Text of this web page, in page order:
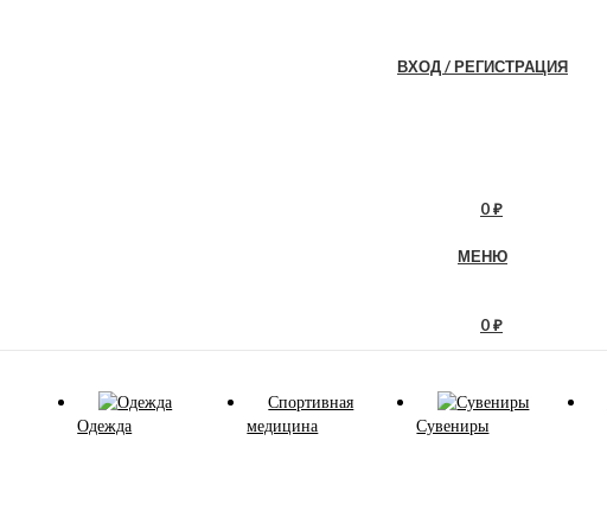
ВХОД / РЕГИСТРАЦИЯ
0₽
МЕНЮ
0₽
Одежда
Спортивная
медицина
Сувениры